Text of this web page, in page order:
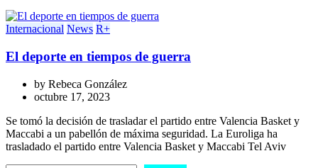
Internacional News R+
El deporte en tiempos de guerra
by Rebeca González
octubre 17, 2023
Se tomó la decisión de trasladar el partido entre Valencia Basket y
Maccabi a un pabellón de máxima seguridad. La Euroliga ha
trasladado el partido entre Valencia Basket y Maccabi Tel Aviv